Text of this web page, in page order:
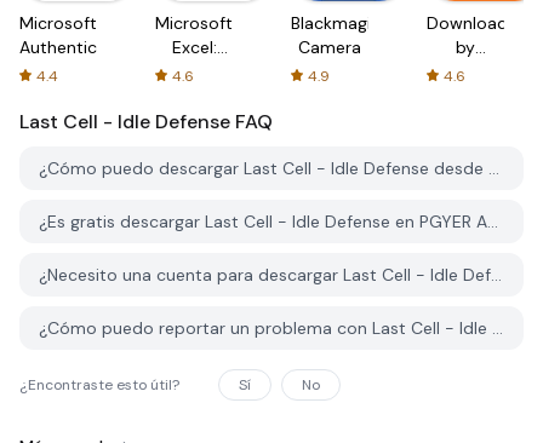
Microsoft
Authenticator
4.4
Microsoft
Excel:
Spreadsheets
4.6
Blackmagic
Camera
4.9
Downloader
by
AFTVnews
4.6
Last Cell - Idle Defense FAQ
¿Cómo puedo descargar Last Cell - Idle Defense desde PGYER APK HUB?
¿Es gratis descargar Last Cell - Idle Defense en PGYER APK HUB?
¿Necesito una cuenta para descargar Last Cell - Idle Defense desde PGYER APK HUB?
¿Cómo puedo reportar un problema con Last Cell - Idle Defense en PGYER APK HUB?
¿Encontraste esto útil? Sí No